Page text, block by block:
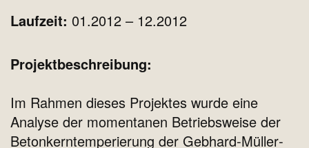
Laufzeit: 01.2012 – 12.2012
Projektbeschreibung:
Im Rahmen dieses Projektes wurde eine
Analyse der momentanen Betriebsweise der
Betonkerntemperierung der Gebhard‐Müller‐